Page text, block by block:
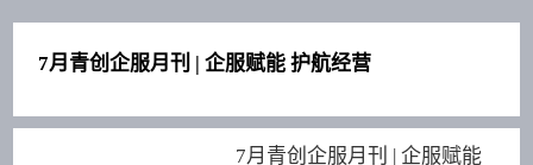
7月青创企服月刊 | 企服赋能 护航经营
7月青创企服月刊 | 企服赋能